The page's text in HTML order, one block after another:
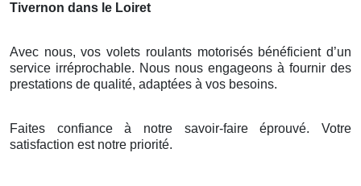
Tivernon dans le Loiret
Avec nous, vos volets roulants motorisés bénéficient d’un
service irréprochable. Nous nous engageons à fournir des
prestations de qualité, adaptées à vos besoins.
Faites confiance à notre savoir-faire éprouvé. Votre
satisfaction est notre priorité.